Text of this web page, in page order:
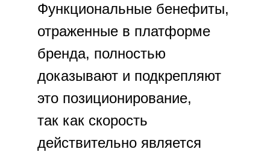
Функциональные бенефиты,
отраженные в платформе
бренда, полностью
доказывают и подкрепляют
это позиционирование,
так как скорость
действительно является